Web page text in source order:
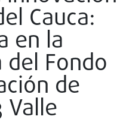
Cauca:
en la
Fondo
de
Valle